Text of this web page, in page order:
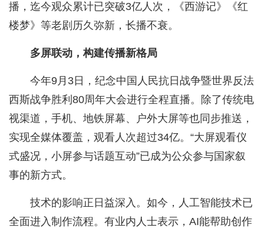
播，迄今观众累计已突破3亿人次，《西游记》《红
楼梦》等老剧历久弥新，长播不衰。
多屏联动，构建传播新格局
今年9月3日，纪念中国人民抗日战争暨世界反法
西斯战争胜利80周年大会进行全程直播。除了传统电
视渠道，手机、地铁屏幕、户外大屏等也同步推送，
实现全媒体覆盖，观看人次超过34亿。“大屏观看仪
式盛况，小屏参与话题互动”已成为公众参与国家叙
事的新方式。
技术的影响正日益深入。如今，人工智能技术已
全面进入制作流程。有业内人士表示，AI能帮助创作